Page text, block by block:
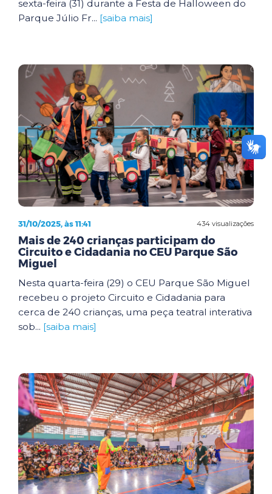
sexta-feira (31) durante a Festa de Halloween do
Parque Júlio Fr... [saiba mais]
434 visualizações
31/10/2025, às 11:41
Mais de 240 crianças participam do
Circuito e Cidadania no CEU Parque São
Miguel
Nesta quarta-feira (29) o CEU Parque São Miguel
recebeu o projeto Circuito e Cidadania para
cerca de 240 crianças, uma peça teatral interativa
sob... [saiba mais]